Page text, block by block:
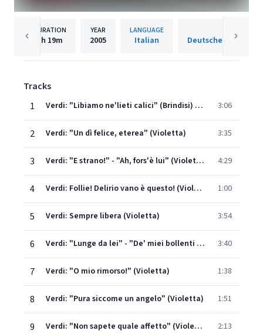
DURATION
1h 19m
YEAR
2005
LANGUAGE
Italian
Tracks
1
Verdi: "Libiamo ne'lieti calici" (Brindisi) (Violetta) 3:06
2 Verdi: "Un dì felice, eterea" (Violetta) 3:35
3 Verdi: "E strano!" - "Ah, fors'è lui" (Violetta) 4:29
4 Verdi: Follie! Delirio vano è questo! (Violetta) 1:00
5 Verdi: Sempre libera (Violetta) 3:54
6 Verdi: "Lunge da lei" - "De' miei bollenti spiriti" (Violetta) 3:40
7 Verdi: "O mio rimorso!" (Violetta) 1:38
8 Verdi: "Pura siccome un angelo" (Violetta) 1:51
9 Verdi: "Non sapete quale affetto" (Violetta) 2:13